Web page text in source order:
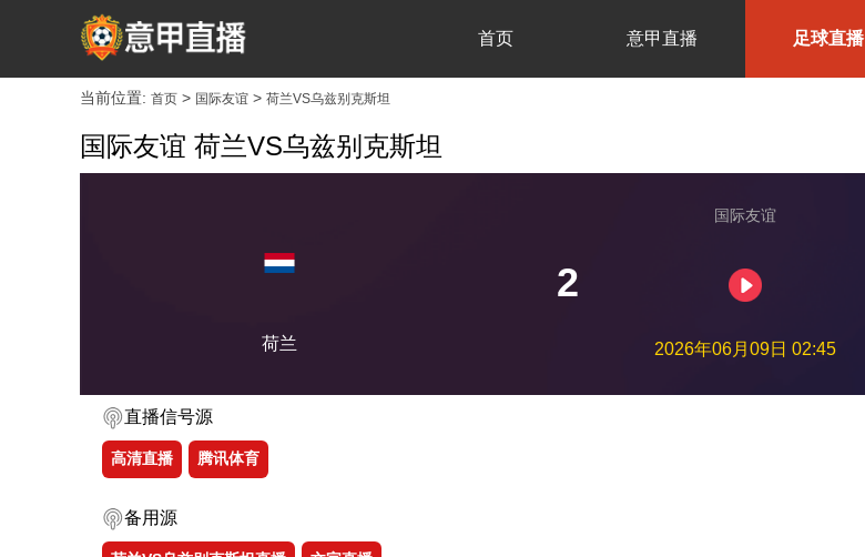
首页 意甲直播 足球直播
当前位置: 首页 > 国际友谊 > 荷兰VS乌兹别克斯坦
国际友谊 荷兰VS乌兹别克斯坦
荷兰
国际友谊
2
2026年06月09日 02:45
直播信号源
高清直播 腾讯体育
备用源